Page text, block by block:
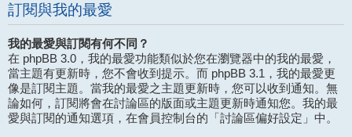
訂閱與我的最愛
我的最愛與訂閱有何不同？
在 phpBB 3.0，我的最愛功能類似於您在瀏覽器中的我的最愛，
當主題有更新時，您不會收到提示。而 phpBB 3.1，我的最愛更
像是訂閱主題。當我的最愛之主題更新時，您可以收到通知。無
論如何，訂閱將會在討論區的版面或主題更新時通知您。我的最
愛與訂閱的通知選項，在會員控制台的「討論區偏好設定」中。